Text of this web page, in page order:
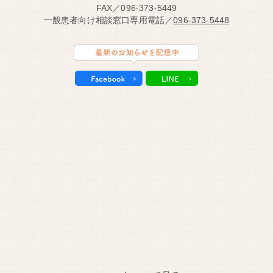
FAX／096-373-5449
一般患者向け相談窓口専用電話／096-373-5448